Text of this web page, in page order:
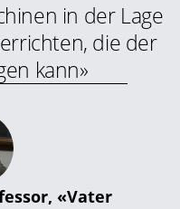
in der Lage
die der
kann»
«Vater